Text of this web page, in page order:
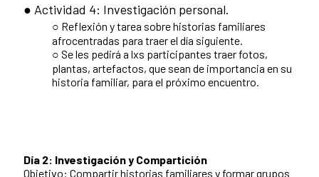
● Actividad 4: Investigación personal.
○ Reflexión y tarea sobre historias familiares
afrocentradas para traer el día siguiente.
○ Se les pedirá a lxs participantes traer fotos,
plantas, artefactos, que sean de importancia en su
historia familiar, para el próximo encuentro.
Día 2: Investigación y Compartición
Objetivo: Compartir historias familiares y formar grupos